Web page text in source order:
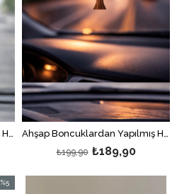
Ahşap Boncuklardan Yapılmış Hayat Ağacı Kolye/Duvar Süsü/ Hayat Ağacı Araba Dikiz Ayna Süsü - Kahve Büyük Boy Ahşap Boncuklardan Yapılmış Hayat Ağacı Kolye/Duvar Süsü/ Hayat Ağacı Araba Dikiz Ayna Süsü - Renkli Küçük Boy
₺189,90
₺199,90
%5